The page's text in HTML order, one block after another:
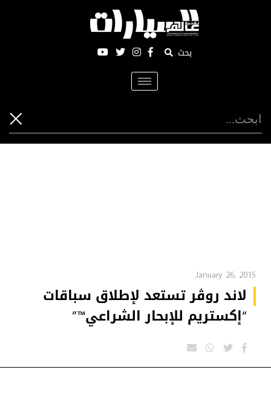
بحث
Toggle
navigation
January 26, 2015
لاند روڤر تستعد لإطلاق سباقات
“إكستريم للإبحار الشراعي™”